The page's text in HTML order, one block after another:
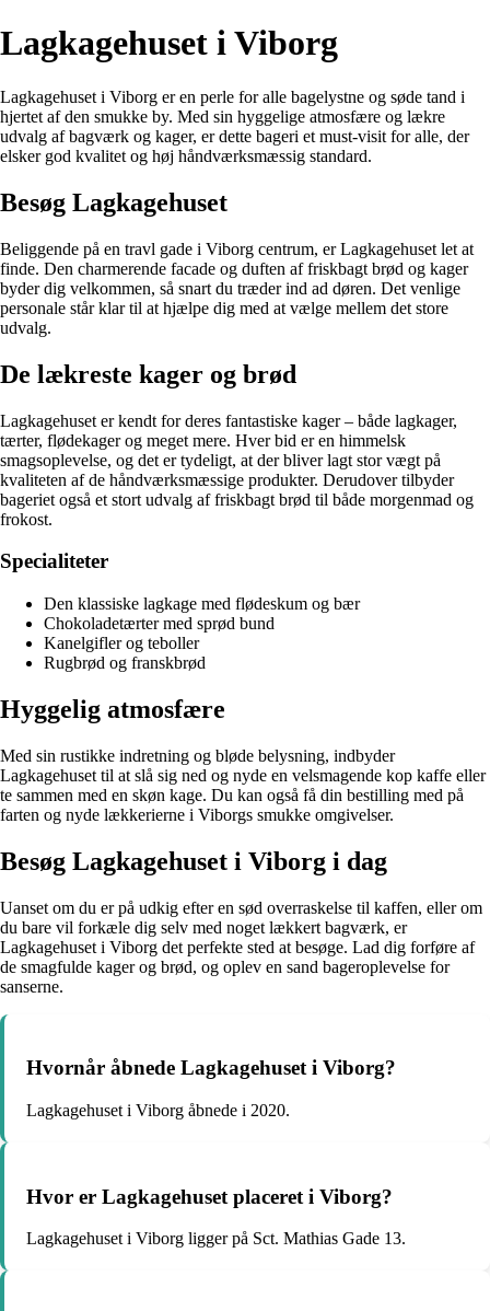
Lagkagehuset i Viborg
Lagkagehuset i Viborg er en perle for alle bagelystne og søde tand i
hjertet af den smukke by. Med sin hyggelige atmosfære og lækre
udvalg af bagværk og kager, er dette bageri et must-visit for alle, der
elsker god kvalitet og høj håndværksmæssig standard.
Besøg Lagkagehuset
Beliggende på en travl gade i Viborg centrum, er Lagkagehuset let at
finde. Den charmerende facade og duften af friskbagt brød og kager
byder dig velkommen, så snart du træder ind ad døren. Det venlige
personale står klar til at hjælpe dig med at vælge mellem det store
udvalg.
De lækreste kager og brød
Lagkagehuset er kendt for deres fantastiske kager – både lagkager,
tærter, flødekager og meget mere. Hver bid er en himmelsk
smagsoplevelse, og det er tydeligt, at der bliver lagt stor vægt på
kvaliteten af de håndværksmæssige produkter. Derudover tilbyder
bageriet også et stort udvalg af friskbagt brød til både morgenmad og
frokost.
Specialiteter
Den klassiske lagkage med flødeskum og bær
Chokoladetærter med sprød bund
Kanelgifler og teboller
Rugbrød og franskbrød
Hyggelig atmosfære
Med sin rustikke indretning og bløde belysning, indbyder
Lagkagehuset til at slå sig ned og nyde en velsmagende kop kaffe eller
te sammen med en skøn kage. Du kan også få din bestilling med på
farten og nyde lækkerierne i Viborgs smukke omgivelser.
Besøg Lagkagehuset i Viborg i dag
Uanset om du er på udkig efter en sød overraskelse til kaffen, eller om
du bare vil forkæle dig selv med noget lækkert bagværk, er
Lagkagehuset i Viborg det perfekte sted at besøge. Lad dig forføre af
de smagfulde kager og brød, og oplev en sand bageroplevelse for
sanserne.
Hvornår åbnede Lagkagehuset i Viborg?
Lagkagehuset i Viborg åbnede i 2020.
Hvor er Lagkagehuset placeret i Viborg?
Lagkagehuset i Viborg ligger på Sct. Mathias Gade 13.